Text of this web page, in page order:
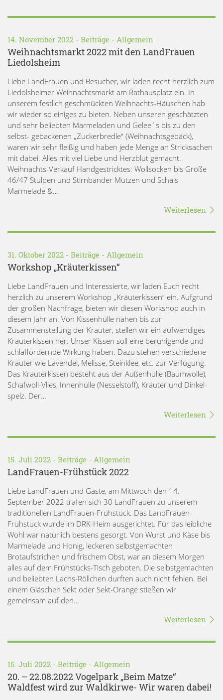
14. November 2022 - Beiträge - Allgemein
Weihnachtsmarkt 2022 mit den LandFrauen
Liedolsheim
Liebe LandFrauen und Besucher, wir laden recht herzlich zum
Liedolsheimer Weihnachtsmarkt am Rathausplatz ein. In
unserem festlich geschmückten Weihnachts-Häuschen hab
wir wieder so einiges zu bieten. Neben unseren geschätzten
und sehr beliebten Marmeladen und Gelee´s bis zu den
selbst- gebackenen „Zuckerbredle“ (Weihnachtsgebäck),
waren wir sehr fleißig und haben jede Menge an Stricksachen
mit dabei. Alles mit viel Liebe und Herzblut gemacht.
Weihnachts-Verkauf Handgestricktes: Wollsocken bis Größe
46/47 Stulpen und Stirnbänder Mützen und Schals
Marmelade &…
Weiterlesen
31. Oktober 2022 - Beiträge - Allgemein
Workshop „Kräuterkissen“
Liebe LandFrauen und Interessierte, wir laden Euch recht
herzlich zu unserem Workshop „Kräuterkissen“ ein. Aufgrund
der großen Nachfrage, bieten wir diesen Workshop auch in
diesem Jahr an. Von Kissenhülle nähen bis zur
Zusammenstellung der Kräuter, stellen wir ein aufwendiges
Kräuterkissen her. Unser Kissen soll eine beruhigende und
schlaffördernde Wirkung haben. Dazu stehen verschiedene
Kräuter wie Lavendel, Melisse, Steinklee, etc. zur Verfügung.
Das Kräuterkissen besteht aus der Außenhülle (Baumwolle),
Schafwoll-Vlies, Innenhülle (Nesselstoff), Kräuter und Dinkel-
spelz. Der…
Weiterlesen
15. Juli 2022 - Beiträge - Allgemein
LandFrauen-Frühstück 2022
Liebe LandFrauen und Gäste, am Mittwoch den 14.
September 2022 trafen sich 30 LandFrauen zu unserem
traditionellen LandFrauen-Frühstück. Das LandFrauen-
Frühstück wurde im DRK-Heim ausgerichtet. Für das leibliche
Wohl war natürlich bestens gesorgt. Von Wurst und Käse bis
Marmelade und Honig, leckeren selbstgemachten
Brotaufstrichen und frischem Obst, war an diesem Morgen
alles auf dem Frühstücks-Tisch geboten. Die selbstgemachten
und beliebten Lachs-Röllchen durften auch nicht fehlen. Bei
einem Gläschen Sekt oder Sekt-Orange stießen wir
gemeinsam auf den…
Weiterlesen
15. Juli 2022 - Beiträge - Allgemein
20. – 22.08.2022 Vogelpark „Beim Matze“
Waldfest wird zur Waldkirwe- Wir waren dabei!